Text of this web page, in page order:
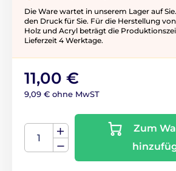
Die Ware wartet in unserem Lager auf
den Druck für Sie. Für die Herstellung
Holz und Acryl beträgt die
Lieferzeit 4 Werktage.
11,00 €
9,09 € ohne MwST
Zum